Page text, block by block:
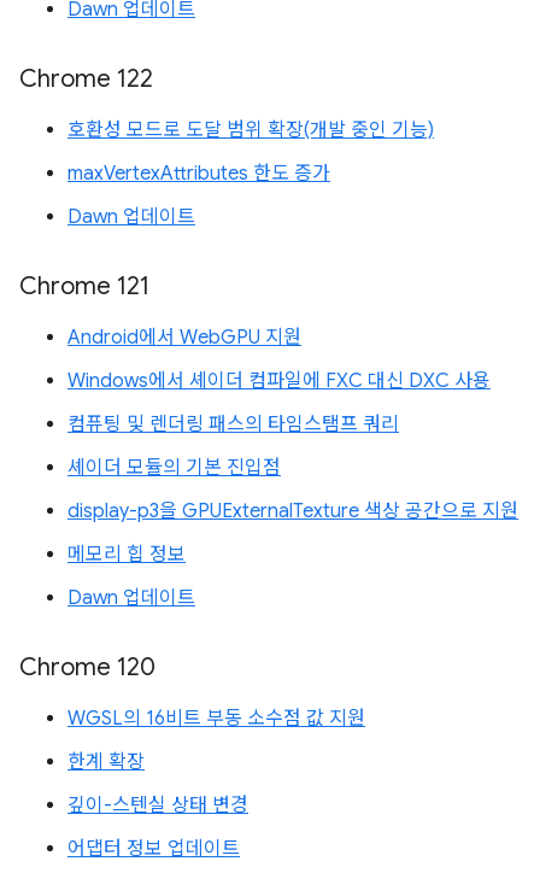
Dawn 업데이트
Chrome 122
호환성 모드로 도달 범위 확장(개발 중인 기능)
maxVertexAttributes 한도 증가
Dawn 업데이트
Chrome 121
Android에서 WebGPU 지원
Windows에서 셰이더 컴파일에 FXC 대신 DXC 사용
컴퓨팅 및 렌더링 패스의 타임스탬프 쿼리
셰이더 모듈의 기본 진입점
display-p3을 GPUExternalTexture 색상 공간으로 지원
메모리 힙 정보
Dawn 업데이트
Chrome 120
WGSL의 16비트 부동 소수점 값 지원
한계 확장
깊이-스텐실 상태 변경
어댑터 정보 업데이트